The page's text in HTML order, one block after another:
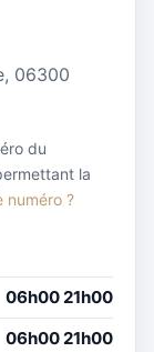
06300
du
la
numéro ?
06h00 21h00
06h00 21h00